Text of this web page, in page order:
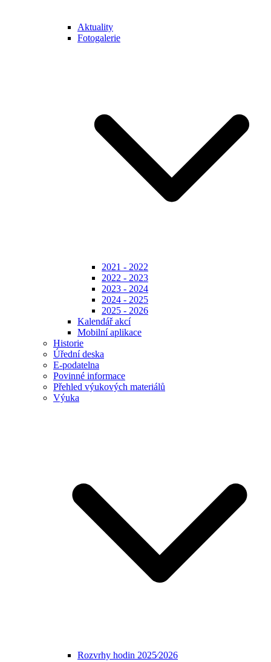
Aktuality
Fotogalerie
2021 - 2022
2022 - 2023
2023 - 2024
2024 - 2025
2025 - 2026
Kalendář akcí
Mobilní aplikace
Historie
Úřední deska
E-podatelna
Povinné informace
Přehled výukových materiálů
Výuka
Rozvrhy hodin 2025⁄2026